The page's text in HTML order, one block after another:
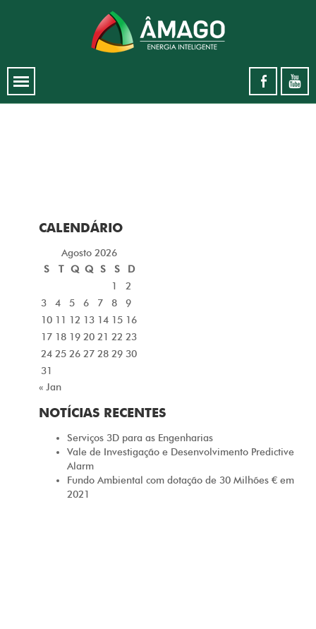
CALENDÁRIO
Agosto 2026
S
T Q Q S S
D
1
2
3
4 5 6 7 8
9
10 11 12 13 14 15 16
17 18 19 20 21 22 23
24 25 26 27 28 29 30
31
« Jan
NOTÍCIAS RECENTES
Serviços 3D para as Engenharias
Vale de Investigação e Desenvolvimento Predictive
Alarm
Fundo Ambiental com dotação de 30 Milhões € em
2021